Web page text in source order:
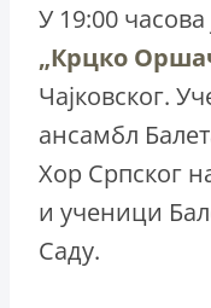
У 19:00 часова
„Крцко
Чајковског.
ансамбл
Хор Српског
и ученици
Саду.